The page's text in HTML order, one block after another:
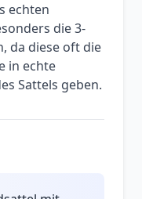
echten
die 3-
da diese oft die
in echte
Sattels geben.